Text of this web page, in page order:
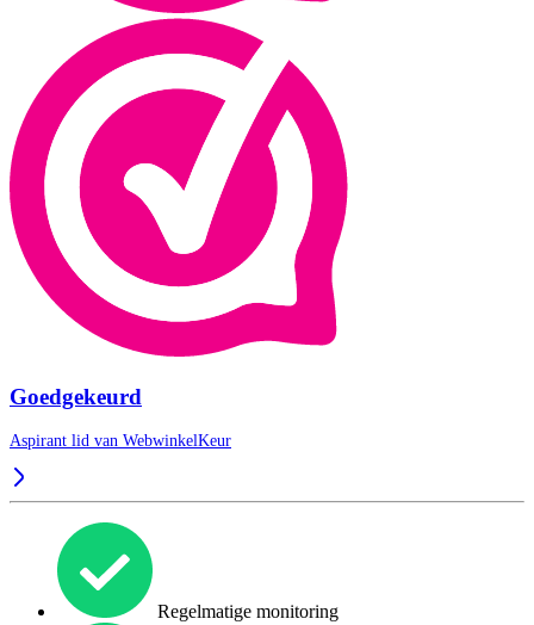
Goedgekeurd
Aspirant lid van WebwinkelKeur
Regelmatige monitoring